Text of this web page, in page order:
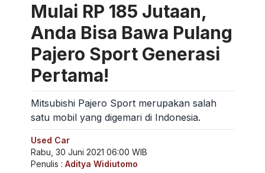
Mulai RP 185 Jutaan,
Anda Bisa Bawa Pulang
Pajero Sport Generasi
Pertama!
Mitsubishi Pajero Sport merupakan salah
satu mobil yang digemari di Indonesia.
Used Car
Rabu, 30 Juni 2021 06:00 WIB
Penulis : Aditya Widiutomo